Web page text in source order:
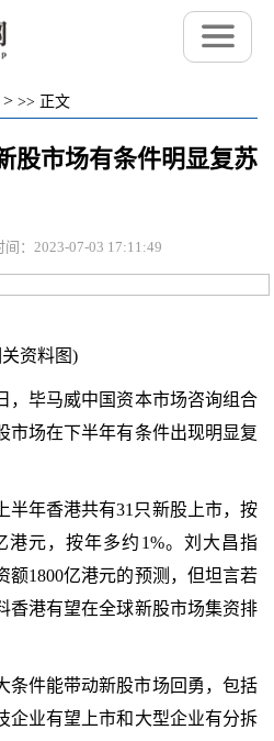
> >> 正文
股市场有条件明显复苏
：2023-07-03 17:11:49
资料图)
，毕马威中国资本市场咨询组合
市场在下半年有条件出现明显复
半年香港共有31只新股上市，按
港元，按年多约1%。刘大昌指
额1800亿港元的预测，但坦言若
香港有望在全球新股市场集资排
条件能带动新股市场回勇，包括
企业有望上市和大型企业有分拆